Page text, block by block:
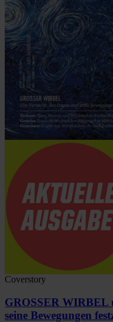
Coverstory
GROSSER WIRBEL
seine Bewegungen